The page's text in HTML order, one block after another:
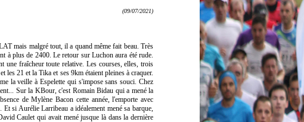
(09/07/2021)
mais malgré tout, il a quand même fait beau. Très
à plus de 2400. Le retour sur Luchon aura été rude.
une fraîcheur toute relative. Les courses, elles, trois
les 21 et la Tika et ses 9km étaient pleines à craquer.
la veille à Espelette qui s'impose sans souci. Chez
Sur la KBour, c'est Romain Bidau qui a mené la
de Mylène Bacon cette année, l'emporte avec
si Aurélie Larribeau a idéalement mené sa barque,
Caulet qui avait mené jusque là dans la dernière